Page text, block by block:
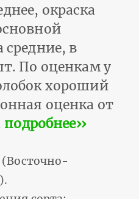
окраска
средние, в
По оценкам у
хороший
оценка от
подробнее››